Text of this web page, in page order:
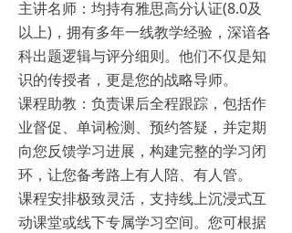
主讲名师：均持有雅思高分认证(8.0及
以上)，拥有多年一线教学经验，深谙各
科出题逻辑与评分细则。他们不仅是知
识的传授者，更是您的战略导师。
课程助教：负责课后全程跟踪，包括作
业督促、单词检测、预约答疑，并定期
向您反馈学习进展，构建完整的学习闭
环，让您备考路上有人陪、有人管。
课程安排极致灵活，支持线上沉浸式互
动课堂或线下专属学习空间。您可根据